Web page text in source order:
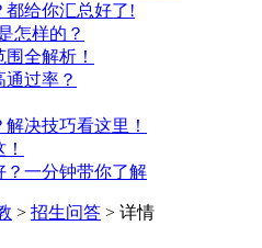
都给你汇总好了!
怎样的？
全解析！
过率？
决技巧看这里！
？一分钟带你了解
> 招生问答 > 详情